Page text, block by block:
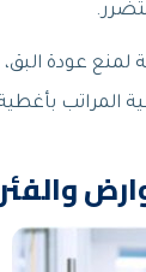
لمنع عودة
المراتب